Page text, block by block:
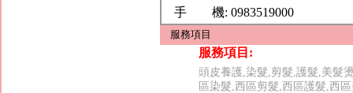
手 機: 0983519000
服務項目
服務項目:
頭皮養護,染髮,剪髮,護髮,美髮
區染髮,西區剪髮,西區護髮,西